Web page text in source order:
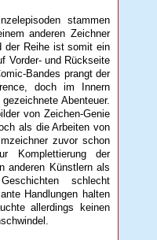
stammen
anderen Zeichner
der Reihe ist somit ein
Vorder- und Rückseite
Bandes prangt der
doch im Innern
Abenteuer.
von Zeichen-Genie
als die Arbeiten von
zuvor schon
Komplettierung der
anderen Künstlern als
schlecht
Handlungen halten
allerdings keinen